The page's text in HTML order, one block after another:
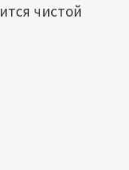
чистой